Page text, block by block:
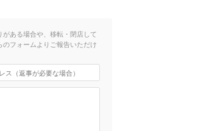
がある場合や、移転・閉店して
のフォームよりご報告いただけ